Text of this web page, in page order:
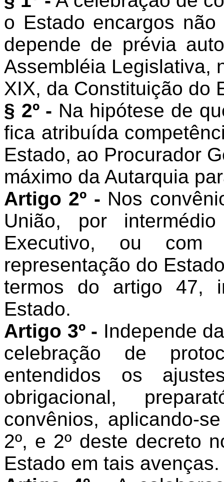
o Estado encargos
depende de prévia
Assembléia Legislativa,
XIX, da Constituição do
§ 2º - Na hipótese de
fica atribuída
Estado, ao Procurador
máximo da Autarquia
Artigo 2º - Nos
União, por
Executivo, ou com
representação do
termos do artigo 47,
Estado.
Artigo 3º - Independe
celebração de
entendidos os
obrigacional,
convênios, aplicando-
2º, e 2º deste decreto
Estado em tais avenças.